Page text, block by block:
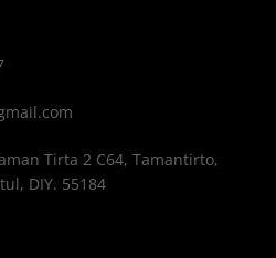
Tirta 2 C64, Tamantirto,
DIY. 55184